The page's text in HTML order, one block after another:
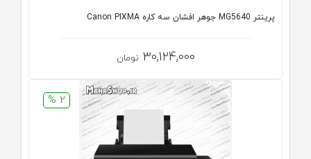
پرینتر MG5640 جوهر افشان سه کاره Canon PIXMA
30,124,000 تومان
2 %